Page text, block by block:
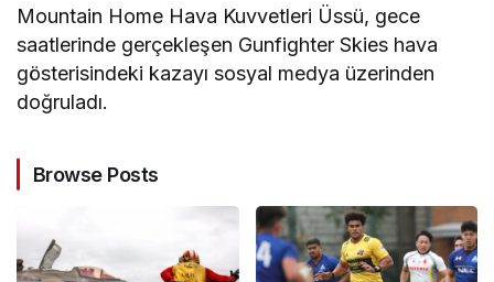
Mountain Home Hava Kuvvetleri Üssü, gece
saatlerinde gerçekleşen Gunfighter Skies hava
gösterisindeki kazayı sosyal medya üzerinden
doğruladı.
Browse Posts